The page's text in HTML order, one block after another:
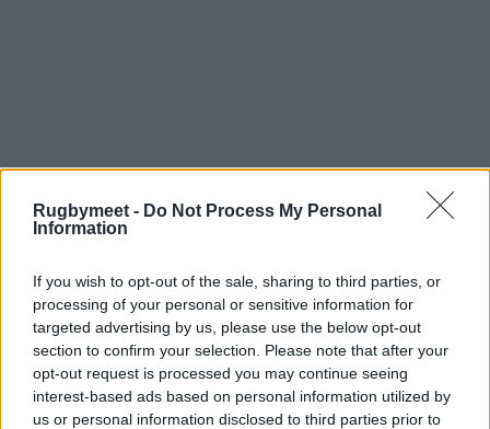
Rugbymeet - Do Not Process My Personal
Information
If you wish to opt-out of the sale, sharing to third parties, or
processing of your personal or sensitive information for
targeted advertising by us, please use the below opt-out
section to confirm your selection. Please note that after your
opt-out request is processed you may continue seeing
interest-based ads based on personal information utilized by
us or personal information disclosed to third parties prior to
Andy Goode è tutt’ora al secondo posto nei
solo a Charlie Hodgson (1455). Con l’Inghilterra
ha collezionato 17 caps segnando 107 punti tra
il 2004 e il 2009.